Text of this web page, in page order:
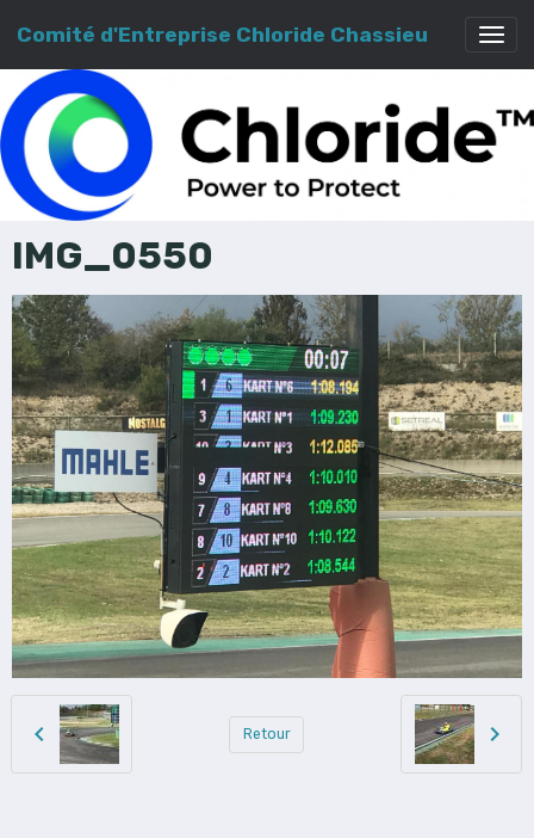
Comité d'Entreprise Chloride Chassieu
IMG_0550
Retour